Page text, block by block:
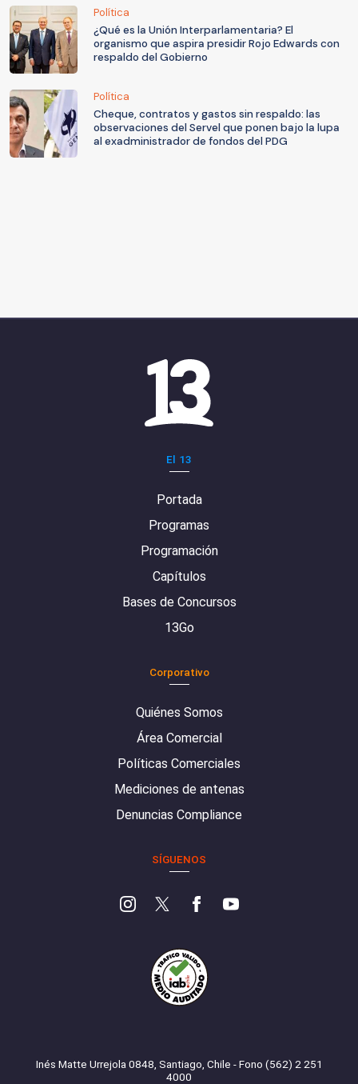
Política
¿Qué es la Unión Interparlamentaria? El
organismo que aspira presidir Rojo Edwards con
respaldo del Gobierno
Política
Cheque, contratos y gastos sin respaldo: las
observaciones del Servel que ponen bajo la lupa
al exadministrador de fondos del PDG
El 13
Portada
Programas
Programación
Capítulos
Bases de Concursos
13Go
Corporativo
Quiénes Somos
Área Comercial
Políticas Comerciales
Mediciones de antenas
Denuncias Compliance
SÍGUENOS
Inés Matte Urrejola 0848, Santiago, Chile - Fono (562) 2 251
4000